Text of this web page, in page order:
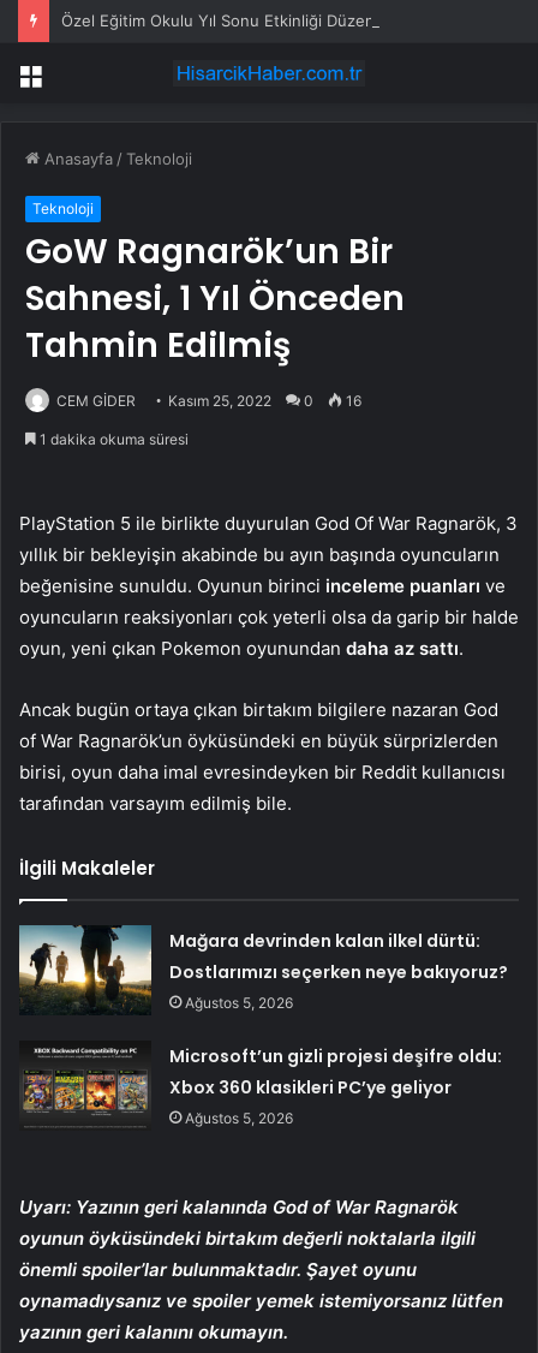
Özel Eğitim Okulu Yıl Sonu Etkinliği Düzenledi
Menü
Anasayfa /Teknoloji
Teknoloji
GoW Ragnarök’un Bir
Sahnesi, 1 Yıl Önceden
Tahmin Edilmiş
CEM GİDER Kasım 25, 2022 0 16
1 dakika okuma süresi
PlayStation 5 ile birlikte duyurulan God Of War Ragnarök, 3
yıllık bir bekleyişin akabinde bu ayın başında oyuncuların
beğenisine sunuldu. Oyunun birinci inceleme puanları ve
oyuncuların reaksiyonları çok yeterli olsa da garip bir halde
oyun, yeni çıkan Pokemon oyunundan daha az sattı.
Ancak bugün ortaya çıkan birtakım bilgilere nazaran God
of War Ragnarök’un öyküsündeki en büyük sürprizlerden
birisi, oyun daha imal evresindeyken bir Reddit kullanıcısı
tarafından varsayım edilmiş bile.
İlgili Makaleler
Mağara devrinden kalan ilkel dürtü:
Dostlarımızı seçerken neye bakıyoruz?
Ağustos 5, 2026
Microsoft’un gizli projesi deşifre oldu:
Xbox 360 klasikleri PC’ye geliyor
Ağustos 5, 2026
Uyarı: Yazının geri kalanında God of War Ragnarök
oyunun öyküsündeki birtakım değerli noktalarla ilgili
önemli spoiler’lar bulunmaktadır. Şayet oyunu
oynamadıysanız ve spoiler yemek istemiyorsanız lütfen
yazının geri kalanını okumayın.